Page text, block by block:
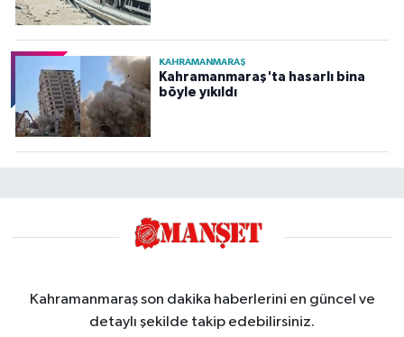
KAHRAMANMARAŞ
Kahramanmaraş'ta hasarlı bina
böyle yıkıldı
Kahramanmaraş son dakika haberlerini en güncel ve
detaylı şekilde takip edebilirsiniz.